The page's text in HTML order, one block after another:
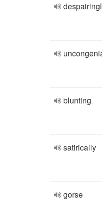
blunting
satirically
gorse